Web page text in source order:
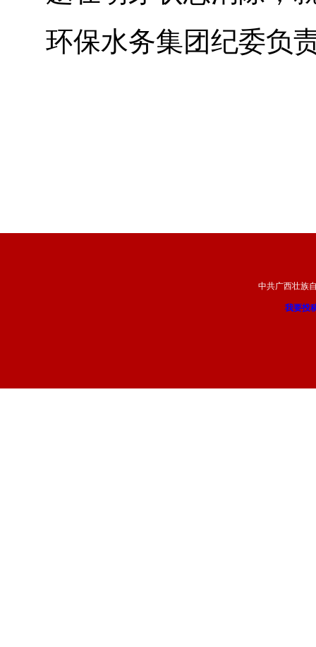
环保水务集团纪委负
中共广西壮族
我要投